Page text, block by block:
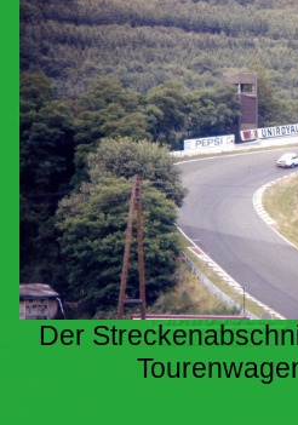
Der